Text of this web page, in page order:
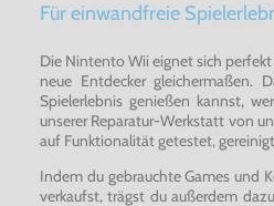
Für einwandfreie
Die Nintento Wii eignet sich
neue Entdecker gleichermaßen.
Spielerlebnis genießen kannst,
unserer Reparatur-Werkstatt von
auf Funktionalität getestet,
Indem du gebrauchte Games und
verkaufst, trägst du außerdem